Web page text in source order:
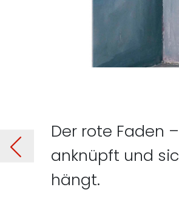
Der rote Faden
anknüpft und
hängt.